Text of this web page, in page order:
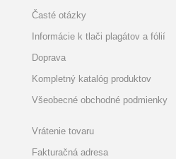
Časté otázky
Informácie k tlači plagátov a fólií
Doprava
Kompletný katalóg produktov
Všeobecné obchodné podmienky
Vrátenie tovaru
Fakturačná adresa